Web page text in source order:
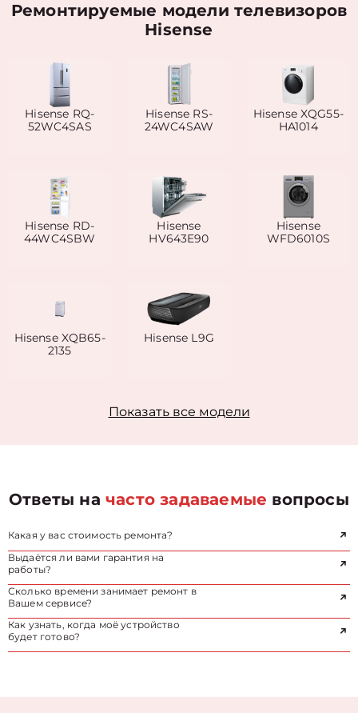
Ремонтируемые модели телевизоров
Hisense
Hisense RQ-
52WC4SAS
Hisense RS-
24WC4SAW
Hisense XQG55-
HA1014
Hisense RD-
44WC4SBW
Hisense
HV643E90
Hisense
WFD6010S
Hisense XQB65-
2135
Hisense L9G
Показать все модели
Ответы начасто задаваемые вопросы
Какая у вас стоимость ремонта?
Выдаётся ли вами гарантия на
работы?
Сколько времени занимает ремонт в
Вашем сервисе?
Как узнать, когда моё устройство
будет готово?